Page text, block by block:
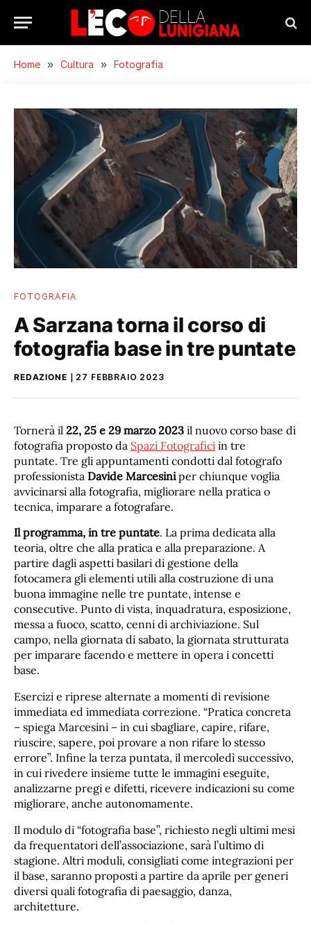
Home » Cultura » Fotografia
FOTOGRAFIA
A Sarzana torna il corso di
fotografia base in tre puntate
REDAZIONE 27 FEBBRAIO 2023
Tornerà il 22, 25 e 29 marzo 2023 il nuovo corso base di
fotografia proposto da Spazi Fotografici in tre
puntate. Tre gli appuntamenti condotti dal fotografo
professionista Davide Marcesiniper chiunque voglia
avvicinarsi alla fotografia, migliorare nella pratica o
tecnica, imparare a fotografare.
Il programma, in tre puntate. La prima dedicata alla
teoria, oltre che alla pratica e alla preparazione. A
partire dagli aspetti basilari di gestione della
fotocamera gli elementi utili alla costruzione di una
buona immagine nelle tre puntate, intense e
consecutive. Punto di vista, inquadratura, esposizione,
messa a fuoco, scatto, cenni di archiviazione. Sul
campo, nella giornata di sabato, la giornata strutturata
per imparare facendo e mettere in opera i concetti
base.
Esercizi e riprese alternate a momenti di revisione
immediata ed immediata correzione. “Pratica concreta
– spiega Marcesini – in cui sbagliare, capire, rifare,
riuscire, sapere, poi provare a non rifare lo stesso
errore”. Infine la terza puntata, il mercoledì successivo,
in cui rivedere insieme tutte le immagini eseguite,
analizzarne pregi e difetti, ricevere indicazioni su come
migliorare, anche autonomamente.
Il modulo di “fotografia base”, richiesto negli ultimi mesi
da frequentatori dell’associazione, sarà l’ultimo di
stagione. Altri moduli, consigliati come integrazioni per
il base, saranno proposti a partire da aprile per generi
diversi quali fotografia di paesaggio, danza,
architetture.